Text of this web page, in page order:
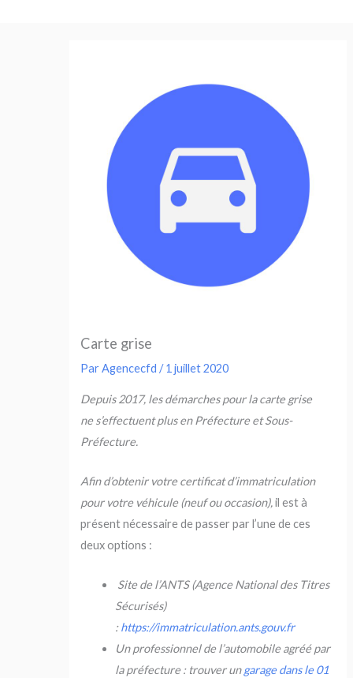
Carte grise
ParAgencecfd/1 juillet 2020
Depuis 2017, les démarches pour la carte grise
ne s’effectuent plus en Préfecture et Sous-
Préfecture.
Afin d’obtenir votre certificat d’immatriculation
pour votre véhicule (neuf ou occasion),il est à
présent nécessaire de passer par l’une de ces
deux options :
Site de l’ANTS (Agence National des Titres
Sécurisés)
:https://immatriculation.ants.gouv.fr
Un professionnel de l’automobile agréé par
la préfecture : trouver ungarage dans le 01